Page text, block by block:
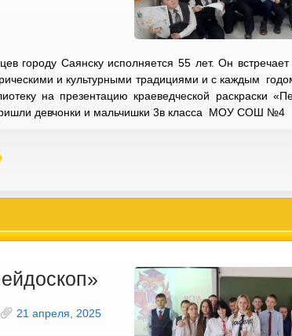
городу Саянску исполняется 55 лет. Он
и культурными традициями и с каждым
на презентацию краеведческой раскраски
девчонки и мальчишки 3в класса МОУ СОШ №4
21 апреля, 2025